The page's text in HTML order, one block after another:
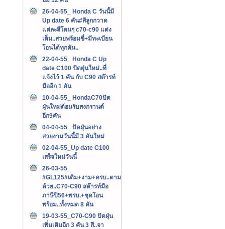
26-04-55_ Honda C วันนี้มี
Up date 6 คัน#สีลูกกวาด
แต่ละสีโดนๆ c70-c90 แต่ง
เต็ม..สวยพร้อมขี่+มีทะเบียน
โอนได้ทุกคัน..
22-04-55_ Honda C Up
date C100 ปัดฝุ่นใหม่..ที่
แจ้งไว้ 1 คัน กับ C90 สต๊ารท์
มืออีก 1 คัน
10-04-55_ HondaC70ปัด
ฝุ่นใหม่ต้อนรับสงกรานต์
อีก9คัน
04-04-55_ ปัดฝุ่นอย่าง
สวยงามวันนี้มี 3 คันใหม่
02-04-55_Up date C100
เสร็จใหม่วันนี้
26-03-55_
#GL125#เดิม+งาม+ครบ..ตาม
ด้วย..C70-C90 สต๊ารท์มือ
ภาษีปี56+พรบ.+ชุดโอน
พร้อม..ทั้งหมด 8 คัน
19-03-55_C70-C90 ปัดฝุ่น
เพิ่มเติมอีก 3 คัน 3 สี..จา